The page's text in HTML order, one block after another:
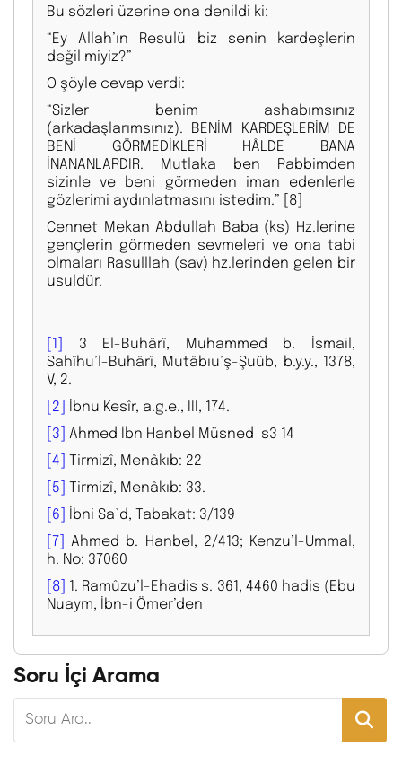
Bu sözleri üzerine ona denildi ki:
“Ey Allah’ın Resulü biz senin kardeşlerin
değil miyiz?”
O şöyle cevap verdi:
“Sizler benim ashabımsınız
(arkadaşlarımsınız). BENİM KARDEŞLERİM DE
BENİ GÖRMEDİKLERİ HÂLDE BANA
İNANANLARDIR. Mutlaka ben Rabbimden
sizinle ve beni görmeden iman edenlerle
gözlerimi aydınlatmasını istedim.” [8]
Cennet Mekan Abdullah Baba (ks) Hz.lerine
gençlerin görmeden sevmeleri ve ona tabi
olmaları Rasulllah (sav) hz.lerinden gelen bir
usuldür.
[1] 3 El-Buhârî, Muhammed b. İsmail,
Sahîhu’l-Buhârî, Mutâbıu’ş-Şuûb, b.y.y., 1378,
V, 2.
[2] İbnu Kesîr, a.g.e., III, 174.
[3] Ahmed İbn Hanbel Müsned s3 14
[4] Tirmizî, Menâkıb: 22
[5] Tirmizî, Menâkıb: 33.
[6] İbni Sa`d, Tabakat: 3/139
[7] Ahmed b. Hanbel, 2/413; Kenzu’l-Ummal,
h. No: 37060
[8] 1. Ramûzu’l-Ehadis s. 361, 4460 hadis (Ebu
Nuaym, İbn-i Ömer’den
Soru İçi Arama